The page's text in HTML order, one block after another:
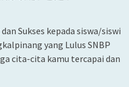
Sukses kepada siswa/siswi
yang Lulus SNBP
cita-cita kamu tercapai dan